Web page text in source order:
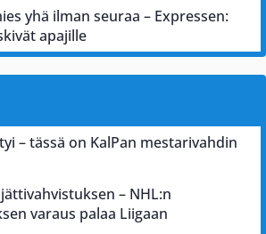
yhä ilman seuraa – Expressen:
apajille
– tässä on KalPan mestarivahdin
– NHL:n
varaus palaa Liigaan